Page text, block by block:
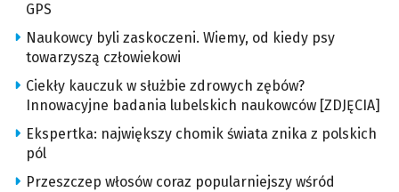
GPS
Naukowcy byli zaskoczeni. Wiemy, od kiedy psy
towarzyszą człowiekowi
Ciekły kauczuk w służbie zdrowych zębów?
Innowacyjne badania lubelskich naukowców [ZDJĘCIA]
Ekspertka: największy chomik świata znika z polskich
pól
Przeszczep włosów coraz popularniejszy wśród